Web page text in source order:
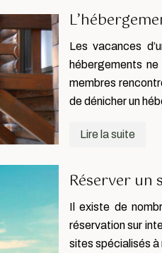
Les vacances
hébergements
membres
de dénicher un
Lire la suite
Réserver un
Il existe de
réservation sur
sites spécialisés